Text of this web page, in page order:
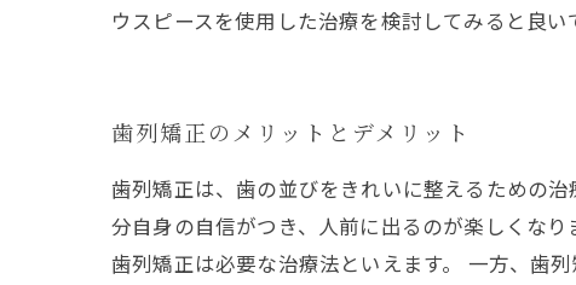
ウスピースを使用した治療を検討してみると良い
歯列矯正のメリットとデメリット
歯列矯正は、歯の並びをきれいに整えるための
分自身の自信がつき、人前に出るのが楽しくな
歯列矯正は必要な治療法といえます。 一方、歯